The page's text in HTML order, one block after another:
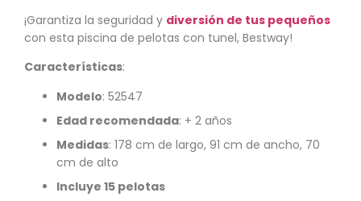
¡Garantiza la seguridad y diversión de tus pequeños
con esta piscina de pelotas con tunel, Bestway!
Características:
Modelo: 52547
Edad recomendada: + 2 años
Medidas: 178 cm de largo, 91 cm de ancho, 70
cm de alto
Incluye 15 pelotas